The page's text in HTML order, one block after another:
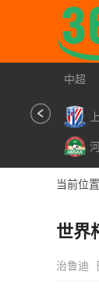
中超
当前位
世界
治鲁迪